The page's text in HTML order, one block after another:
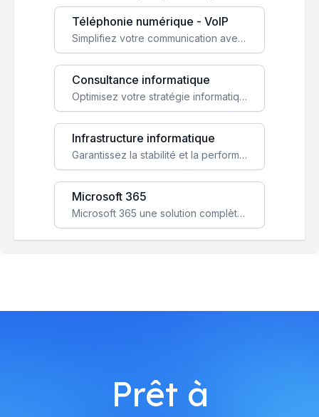
Téléphonie numérique - VoIP
Simplifiez votre communication avec une solution VoIP flexible, économique et adaptée à vos besoins professionnels.
Consultance informatique
Optimisez votre stratégie informatique avec l'expertise de nos consultants pour améliorer votre efficacité et sécurité.
Infrastructure informatique
Garantissez la stabilité et la performance de votre entreprise avec une infrastructure IT sécurisée et évolutive.
Microsoft 365
Microsoft 365 une solution complète qui booste votre productivité, renforce la sécurité de vos données et facilite la collaboration.
Prêt à